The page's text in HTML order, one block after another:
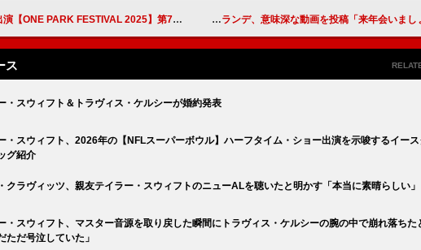
PARK FESTIVAL 2025】第7弾出演者＆タイムテーブル発表 アリアナ・グランデ、意味深な動画を投稿「来年会いまし
ス
・スウィフト＆トラヴィス・ケルシーが婚約発表
・スウィフト、2026年の【NFLスーパーボウル】ハーフタイム・ショー出演を示唆するイース
グ紹介
クラヴィッツ、親友テイラー・スウィフトのニューALを聴いたと明かす「本当に素晴らしい」
・スウィフト、マスター音源を取り戻した瞬間にトラヴィス・ケルシーの腕の中で崩れ落ちた
ただ号泣していた」